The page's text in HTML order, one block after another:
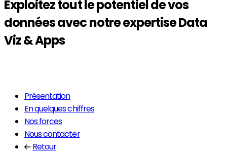
Exploitez tout le potentiel de vos
données avec notre expertiseData
Viz & Apps
Présentation
En quelques chiffres
Nos forces
Nous contacter
Retour